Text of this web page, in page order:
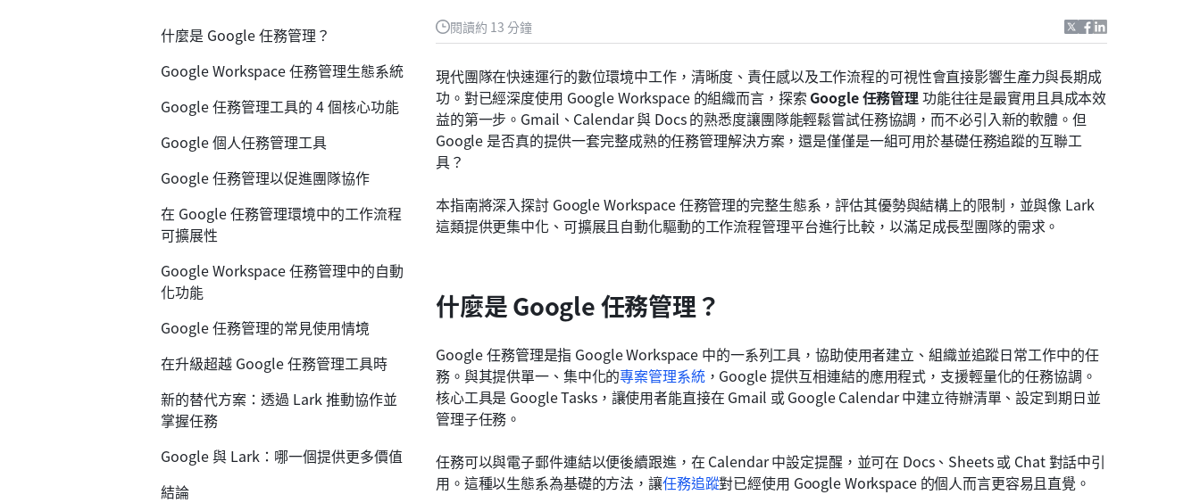
閱讀約 13 分鐘
現代團隊在快速運行的數位環境中工作，清晰度、責任感以及工作流程的可視性會直接影響生產力與長期成
功。對已經深度使用 Google Workspace 的組織而言，探索 Google 任務管理 功能往往是最實用且具成本效
益的第一步。Gmail、Calendar 與 Docs 的熟悉度讓團隊能輕鬆嘗試任務協調，而不必引入新的軟體。但
Google 是否真的提供一套完整成熟的任務管理解決方案，還是僅僅是一組可用於基礎任務追蹤的互聯工
具？
本指南將深入探討 Google Workspace 任務管理的完整生態系，評估其優勢與結構上的限制，並與像 Lark
這類提供更集中化、可擴展且自動化驅動的工作流程管理平台進行比較，以滿足成長型團隊的需求。
什麼是 Google 任務管理？
Google 任務管理是指 Google Workspace 中的一系列工具，協助使用者建立、組織並追蹤日常工作中的任
務。與其提供單一、集中化的專案管理系統，Google 提供互相連結的應用程式，支援輕量化的任務協調。
核心工具是 Google Tasks，讓使用者能直接在 Gmail 或 Google Calendar 中建立待辦清單、設定到期日並
管理子任務。
任務可以與電子郵件連結以便後續跟進，在 Calendar 中設定提醒，並可在 Docs、Sheets 或 Chat 對話中引
用。這種以生態系為基礎的方法，讓任務追蹤對已經使用 Google Workspace 的個人而言更容易且直覺。
什麼是 Google 任務管理？
Google Workspace 任務管理生態系統
Google 任務管理工具的 4 個核心功能
Google 個人任務管理工具
Google 任務管理以促進團隊協作
在 Google 任務管理環境中的工作流程
可擴展性
Google Workspace 任務管理中的自動
化功能
Google 任務管理的常見使用情境
在升級超越 Google 任務管理工具時
新的替代方案：透過 Lark 推動協作並
掌握任務
Google 與 Lark：哪一個提供更多價值
結論